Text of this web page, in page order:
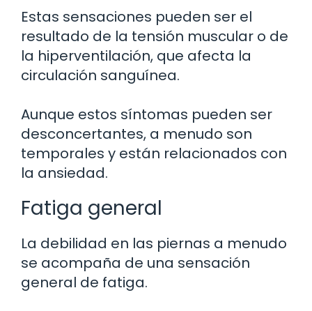
Estas sensaciones pueden ser el
resultado de la tensión muscular o de
la hiperventilación, que afecta la
circulación sanguínea.
Aunque estos síntomas pueden ser
desconcertantes, a menudo son
temporales y están relacionados con
la ansiedad.
Fatiga general
La debilidad en las piernas a menudo
se acompaña de una sensación
general de fatiga.